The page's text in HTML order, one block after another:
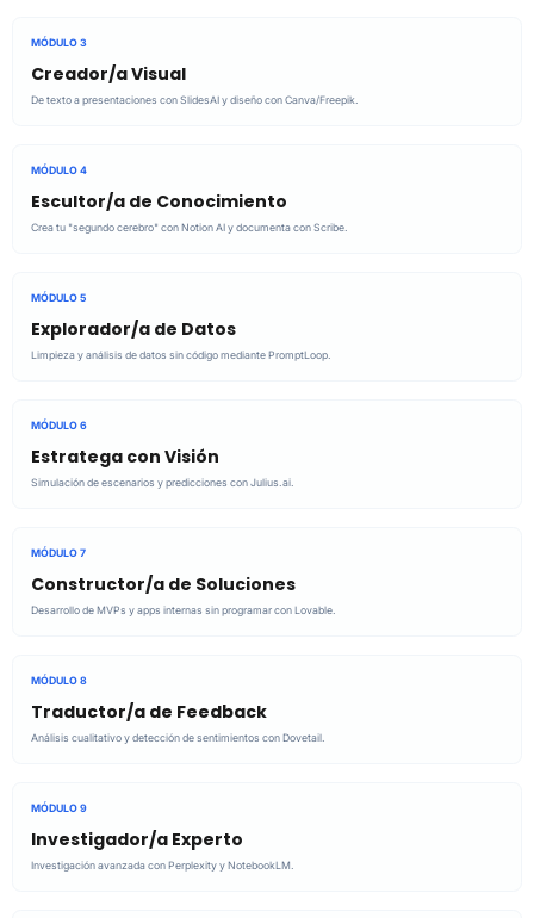
MÓDULO 3
Creador/a Visual
De texto a presentaciones con SlidesAI y diseño con Canva/Freepik.
MÓDULO 4
Escultor/a de Conocimiento
Crea tu "segundo cerebro" con Notion AI y documenta con Scribe.
MÓDULO 5
Explorador/a de Datos
Limpieza y análisis de datos sin código mediante PromptLoop.
MÓDULO 6
Estratega con Visión
Simulación de escenarios y predicciones con Julius.ai.
MÓDULO 7
Constructor/a de Soluciones
Desarrollo de MVPs y apps internas sin programar con Lovable.
MÓDULO 8
Traductor/a de Feedback
Análisis cualitativo y detección de sentimientos con Dovetail.
MÓDULO 9
Investigador/a Experto
Investigación avanzada con Perplexity y NotebookLM.